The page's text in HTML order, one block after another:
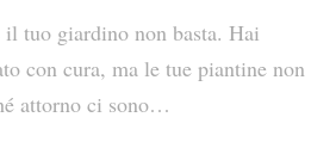
tuo giardino non basta. Hai
con cura, ma le tue piantine non
attorno ci sono…